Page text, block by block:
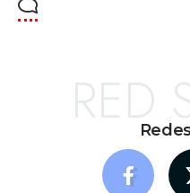
RED